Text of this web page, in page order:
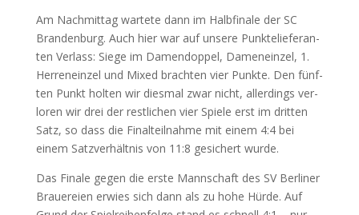
Am Nach­mit­tag war­te­te dann im Halb­fi­na­le der SC
Bran­den­burg. Auch hier war auf unse­re Punk­te­lie­fe­ran­
ten Ver­lass: Sie­ge im Damen­dop­pel, Damen­ein­zel, 1.
Her­ren­ein­zel und Mixed brach­ten vier Punk­te. Den fünf­
ten Punkt hol­ten wir dies­mal zwar nicht, aller­dings ver­
lo­ren wir drei der rest­li­chen vier Spie­le erst im drit­ten
Satz, so dass die Final­teil­nah­me mit einem 4:4 bei
einem Satz­ver­hält­nis von 11:8 gesi­chert wurde.
Das Fina­le gegen die ers­te Mann­schaft des SVBer­li­ner
Braue­rei­en erwies sich dann als zu hohe Hür­de. Auf